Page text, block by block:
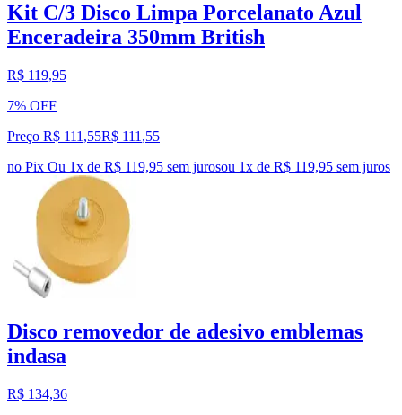
Kit C/3 Disco Limpa Porcelanato Azul
Enceradeira 350mm British
R$ 119,95
7% OFF
Preço R$ 111,55R$ 111 ,55
no Pix Ou 1x de R$ 119,95 sem jurosou 1x de R$ 119,95 sem juros
Disco removedor de adesivo emblemas
indasa
R$ 134,36